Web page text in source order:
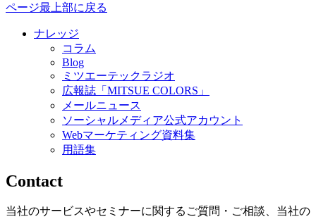
ページ最上部に戻る
ナレッジ
コラム
Blog
ミツエーテックラジオ
広報誌「MITSUE COLORS」
メールニュース
ソーシャルメディア公式アカウント
Webマーケティング資料集
用語集
Contact
当社のサービスやセミナーに関するご質問・ご相談、当社の